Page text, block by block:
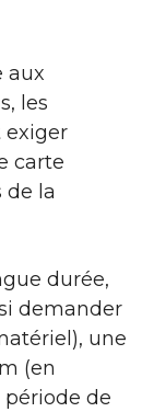
aux
les
exiger
carte
de la
durée,
demander
une
(en
période de